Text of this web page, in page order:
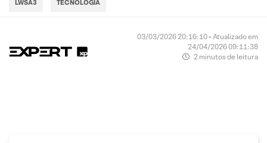
LWSA3 TECNOLOGIA
03/03/2026 20:16:10 • Atualizado em
24/04/2026 09:11:38
2 minutos de leitura